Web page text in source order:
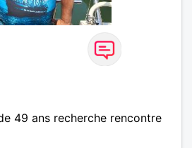
49 ans recherche rencontre